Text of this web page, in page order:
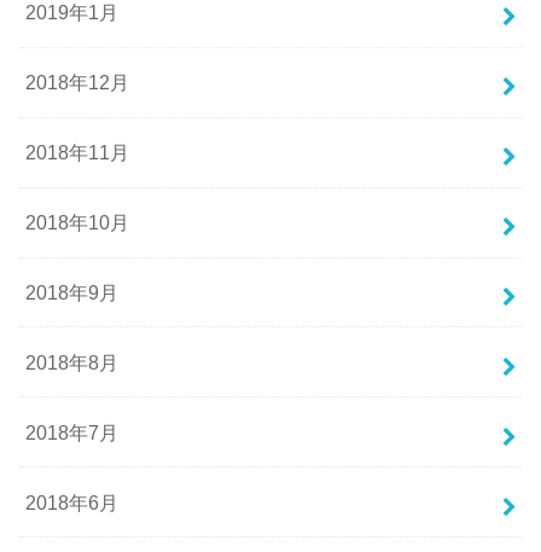
2019年1月
2018年12月
2018年11月
2018年10月
2018年9月
2018年8月
2018年7月
2018年6月